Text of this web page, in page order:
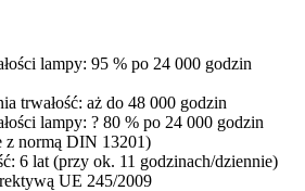
lampy: 95 % po 24 000 godzin
trwałość: aż do 48 000 godzin
lampy: ? 80 % po 24 000 godzin
z normą DIN 13201)
6 lat (przy ok. 11 godzinach/dziennie)
UE 245/2009